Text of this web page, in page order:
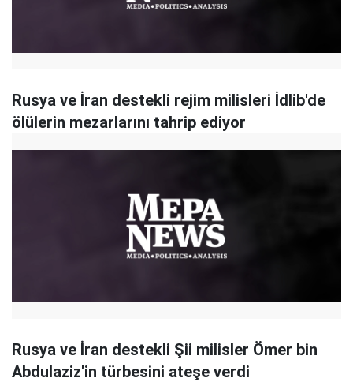
Rusya ve İran destekli rejim milisleri İdlib'de
ölülerin mezarlarını tahrip ediyor
Rusya ve İran destekli Şii milisler Ömer bin
Abdulaziz'in türbesini ateşe verdi